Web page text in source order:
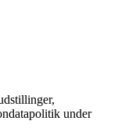
under